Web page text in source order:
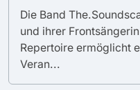
Die Band
und ihrer
Repertoire ermöglicht
Veran...